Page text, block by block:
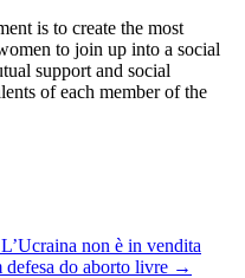
is to create the most
to join up into a social
support and social
of each member of the
non è in vendita
defesa do aborto livre →